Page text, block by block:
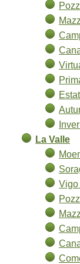
La Valle
Vigo